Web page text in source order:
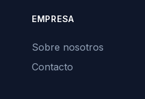
EMPRESA
Sobre nosotros
Contacto